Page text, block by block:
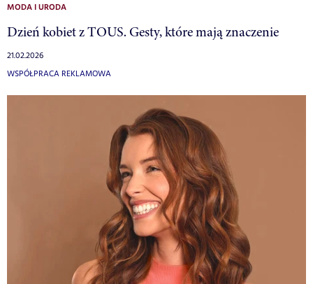
MODA I URODA
Dzień kobiet z TOUS. Gesty, które mają znaczenie
21.02.2026
WSPÓŁPRACA REKLAMOWA